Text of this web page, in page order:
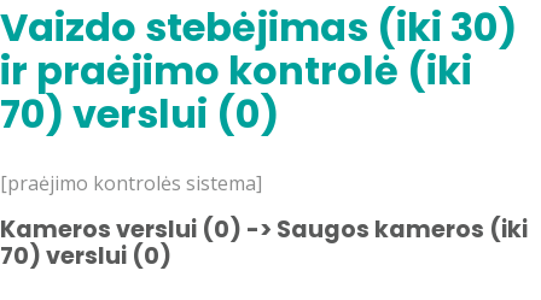
Vaizdo stebėjimas (iki 30)
ir praėjimo kontrolė (iki
70) verslui (0)
[praėjimo kontrolės sistema]
Kameros verslui (0) -> Saugos kameros (iki
70) verslui (0)